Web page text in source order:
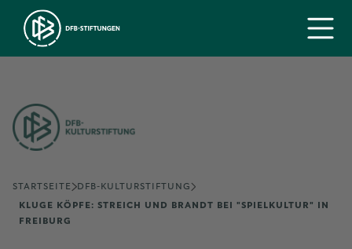
STARTSEITE
DFB-KULTURSTIFTUNG
KLUGE KÖPFE: STREICH UND BRANDT BEI "SPIELKULTUR" IN
FREIBURG